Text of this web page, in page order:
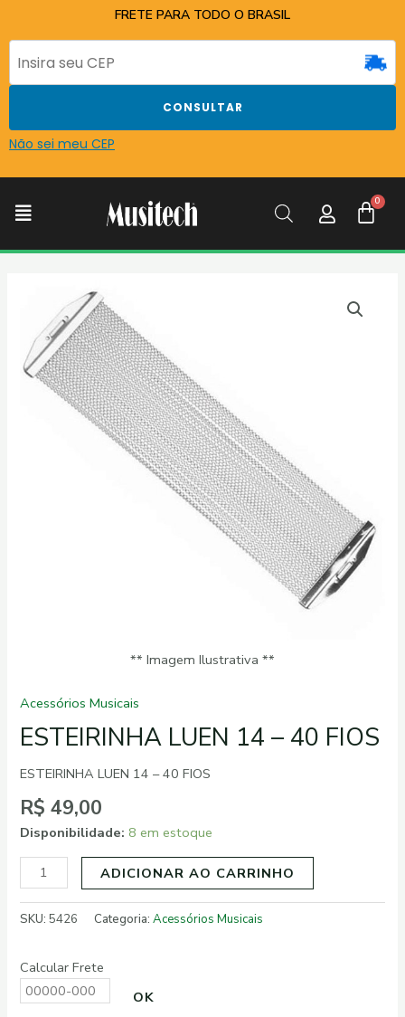
conteúdo
FRETE PARA TODO O BRASIL
CONSULTAR
Não sei meu CEP
Menu
** Imagem Ilustrativa **
Acessórios Musicais
ESTEIRINHA LUEN 14 – 40 FIOS
ESTEIRINHA LUEN 14 – 40 FIOS
R$ 49,00
Disponibilidade: 8 em estoque
ESTEIRINHA
40
FIOS
quantidade
ADICIONAR AO CARRINHO
SKU:5426 Categoria:Acessórios Musicais
Calcular Frete
OK